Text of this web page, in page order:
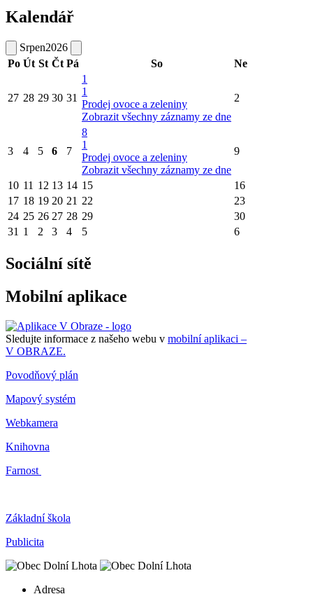
Kalendář
Srpen2026
Po Út St Čt Pá So Ne
27 28 29 30 31
1
1
Prodej ovoce a zeleniny
Zobrazit všechny záznamy ze dne
2
3 4 5 6 7
8
1
Prodej ovoce a zeleniny
Zobrazit všechny záznamy ze dne
9
10 11 12 13 14 15
16
17 18 19 20 21 22
23
24 25 26 27 28 29
30
31 1 2 3 4 5 6
Sociální sítě
Mobilní aplikace
Sledujte informace z našeho webu v mobilní aplikaci –
V OBRAZE.
Povodňový plán
Mapový systém
Webkamera
Knihovna
Farnost
Základní škola
Publicita
Adresa